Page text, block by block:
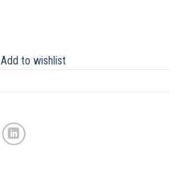
Add to wishlist